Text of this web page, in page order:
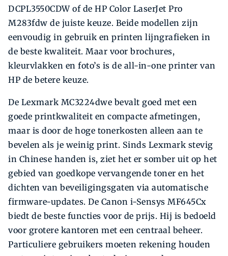
DCPL3550CDW of de HP Color LaserJet Pro
M283fdw de juiste keuze. Beide modellen zijn
eenvoudig in gebruik en printen lijngrafieken in
de beste kwaliteit. Maar voor brochures,
kleurvlakken en foto’s is de all-in-one printer van
HP de betere keuze.
De Lexmark MC3224dwe bevalt goed met een
goede printkwaliteit en compacte afmetingen,
maar is door de hoge tonerkosten alleen aan te
bevelen als je weinig print. Sinds Lexmark stevig
in Chinese handen is, ziet het er somber uit op het
gebied van goedkope vervangende toner en het
dichten van beveiligingsgaten via automatische
firmware-updates. De Canon i-Sensys MF645Cx
biedt de beste functies voor de prijs. Hij is bedoeld
voor grotere kantoren met een centraal beheer.
Particuliere gebruikers moeten rekening houden